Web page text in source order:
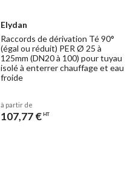
Elydan
Raccords de dérivation Té 90°
(égal ou réduit) PER Ø 25 à
125mm (DN20 à 100) pour tuyau
isolé à enterrer chauffage et eau
froide
à partir de
107,77 € HT